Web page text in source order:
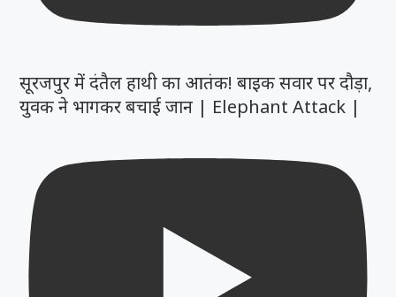
सूरजपुर में दंतैल हाथी का आतंक! बाइक सवार पर दौड़ा,
युवक ने भागकर बचाई जान | Elephant Attack |